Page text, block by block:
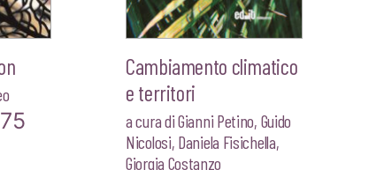
Il
Cambiamento climatico
e territori
a cura diGianni Petino, Guido
Nicolosi, Daniela Fisichella,
Giorgia Costanzo